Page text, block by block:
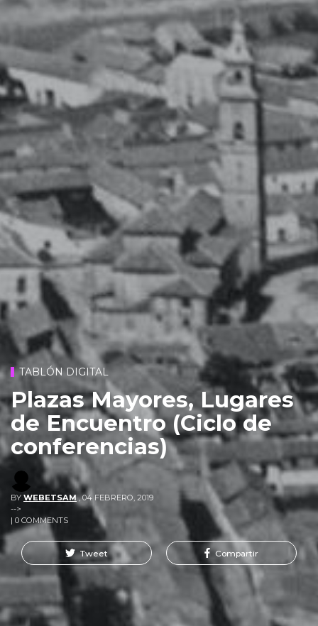
TABLÓN DIGITAL
Plazas Mayores, Lugares
de Encuentro (Ciclo de
conferencias)
BY WEBETSAM ,04 FEBRERO, 2019
-->
| 0 COMMENTS
Tweet Compartir